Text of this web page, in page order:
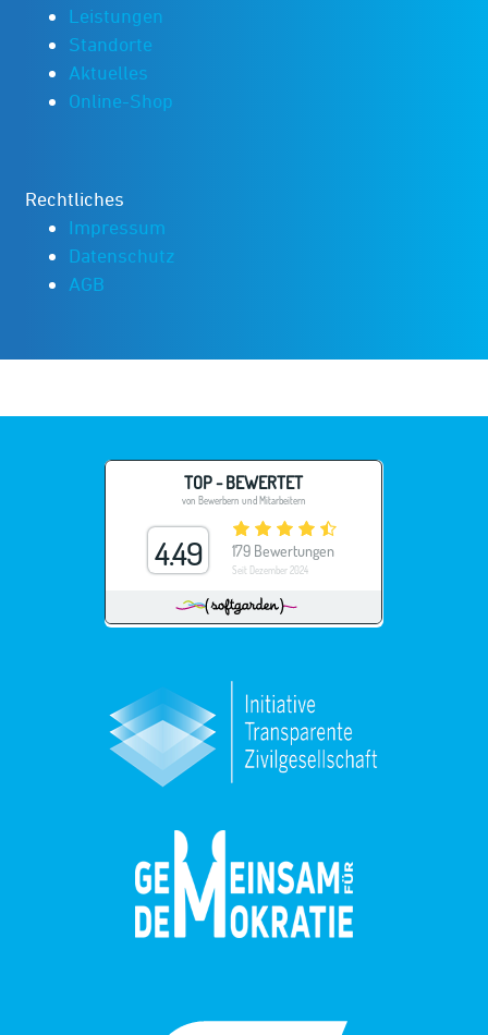
Leistungen
Standorte
Aktuelles
Online-Shop
Rechtliches
Impressum
Datenschutz
AGB